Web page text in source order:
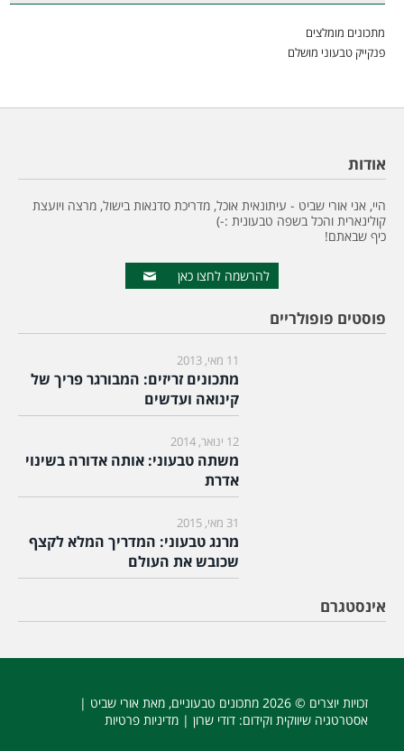
מתכונים מומלצים
פנקייק טבעוני מושלם
אודות
היי, אני אורי שביט - עיתונאית אוכל, מדריכת סדנאות בישול, מרצה ויועצת
קולינארית והכל בשפה טבעונית :-)
כיף שבאתם!
להרשמה לחצו כאן
פוסטים פופולריים
11 מאי, 2013
מתכונים זריזים: המבורגר פריך של
קינואה ועדשים
12 ינואר, 2014
משתה טבעוני: אותה אדורה בשינוי
אדרת
31 מאי, 2015
מרנג טבעוני: המדריך המלא לקצף
שכובש את העולם
אינסטגרם
זכויות יוצרים © 2026 מתכונים טבעוניים, מאת אורי שביט |
אסטרטגיה שיווקית וקידום: דודי שרון | מדיניות פרטיות